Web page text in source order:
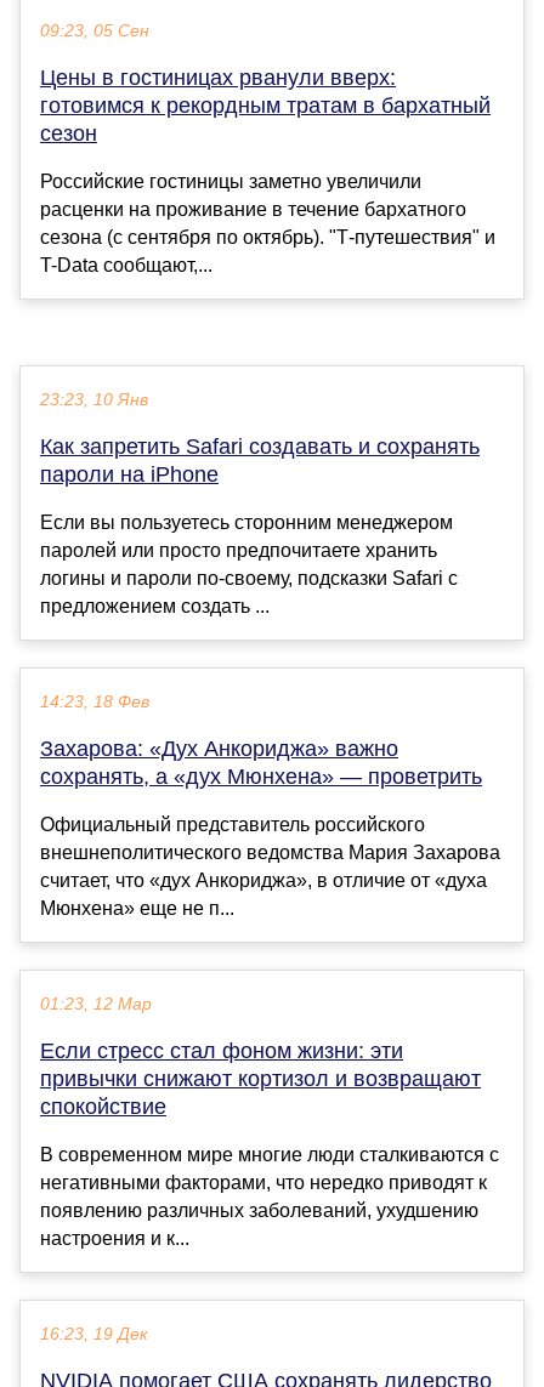
09:23, 05 Сен
Цены в гостиницах рванули вверх:
готовимся к рекордным тратам в бархатный
сезон
Российские гостиницы заметно увеличили
расценки на проживание в течение бархатного
сезона (с сентября по октябрь). "Т-путешествия" и
T-Data сообщают,...
23:23, 10 Янв
Как запретить Safari создавать и сохранять
пароли на iPhone
Если вы пользуетесь сторонним менеджером
паролей или просто предпочитаете хранить
логины и пароли по-своему, подсказки Safari с
предложением создать ...
14:23, 18 Фев
Захарова: «Дух Анкориджа» важно
сохранять, а «дух Мюнхена» — проветрить
Официальный представитель российского
внешнеполитического ведомства Мария Захарова
считает, что «дух Анкориджа», в отличие от «духа
Мюнхена» еще не п...
01:23, 12 Мар
Если стресс стал фоном жизни: эти
привычки снижают кортизол и возвращают
спокойствие
В современном мире многие люди сталкиваются с
негативными факторами, что нередко приводят к
появлению различных заболеваний, ухудшению
настроения и к...
16:23, 19 Дек
NVIDIA помогает США сохранять лидерство